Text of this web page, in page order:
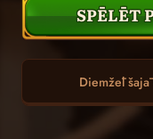
SPĒLĒT
Diemžēl